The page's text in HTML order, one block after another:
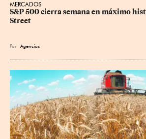
MERCADOS
S&P 500 cierra semana en máximo
Street
Por Agencias